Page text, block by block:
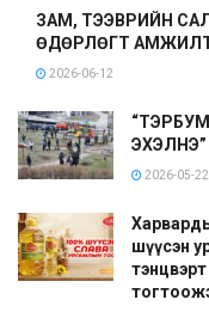
ЗАМ, ТЭЭВРИЙН
ӨДӨРЛӨГТ
2026-06-12
ЭХЭЛНЭ”
2026-05-22
шүүсэн